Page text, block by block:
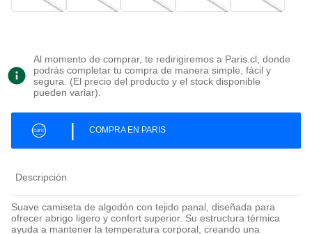
Al momento de comprar, te redirigiremos a Paris.cl, donde
podrás completar tu compra de manera simple, fácil y
segura. (El precio del producto y el stock disponible
pueden variar).
| COMPRA EN PARIS
Descripción
Suave camiseta de algodón con tejido panal, diseñada para
ofrecer abrigo ligero y confort superior. Su estructura térmica
ayuda a mantener la temperatura corporal, creando una